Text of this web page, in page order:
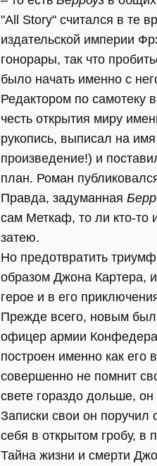
"All Story" считался в те
издательской империи
гонорары, так что
было начать именно с
Редактором по
честь открытия миру
рукопись, выписал на имя
произведение!) и
план. Роман
Правда, задуманная
сам Меткаф, то ли кто-то
затею.
Но предотвратить
образом Джона Картера,
герое и в его
Прежде всего, новым
офицер армии
построен именно как его
совершенно не помнит
свете гораздо дольше,
Записки свои он поручил
себя в открытом гробу, в
Тайна жизни и смерти